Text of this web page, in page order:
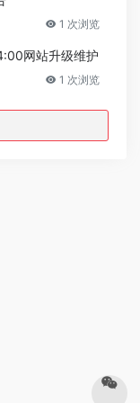
1 次浏览
网站升级维护
1 次浏览